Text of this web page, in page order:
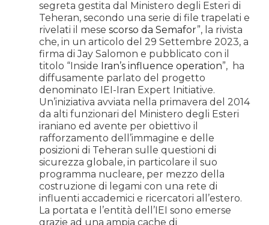
segreta gestita dal Ministero degli Esteri di
Teheran, secondo una serie di file trapelati e
rivelati il mese scorso da Semafor”, la rivista
che, in un articolo del 29 Settembre 2023, a
firma di Jay Salomon e pubblicato con il
titolo “Inside Iran’s influence operation”, ha
diffusamente parlato del progetto
denominato IEI-Iran Expert Initiative.
Un’iniziativa avviata nella primavera del 2014
da alti funzionari del Ministero degli Esteri
iraniano ed avente per obiettivo il
rafforzamento dell’immagine e delle
posizioni di Teheran sulle questioni di
sicurezza globale, in particolare il suo
programma nucleare, per mezzo della
costruzione di legami con una rete di
influenti accademici e ricercatori all’estero.
La portata e l’entità dell’IEI sono emerse
grazie ad una ampia cache di